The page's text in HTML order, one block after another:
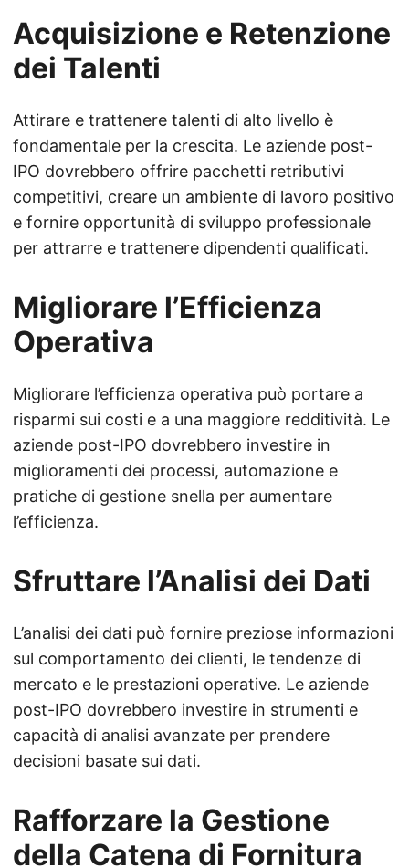
Acquisizione e Retenzione
dei Talenti
Attirare e trattenere talenti di alto livello è
fondamentale per la crescita. Le aziende post-
IPO dovrebbero offrire pacchetti retributivi
competitivi, creare un ambiente di lavoro positivo
e fornire opportunità di sviluppo professionale
per attrarre e trattenere dipendenti qualificati.
Migliorare l’Efficienza
Operativa
Migliorare l’efficienza operativa può portare a
risparmi sui costi e a una maggiore redditività. Le
aziende post-IPO dovrebbero investire in
miglioramenti dei processi, automazione e
pratiche di gestione snella per aumentare
l’efficienza.
Sfruttare l’Analisi dei Dati
L’analisi dei dati può fornire preziose informazioni
sul comportamento dei clienti, le tendenze di
mercato e le prestazioni operative. Le aziende
post-IPO dovrebbero investire in strumenti e
capacità di analisi avanzate per prendere
decisioni basate sui dati.
Rafforzare la Gestione
della Catena di Fornitura